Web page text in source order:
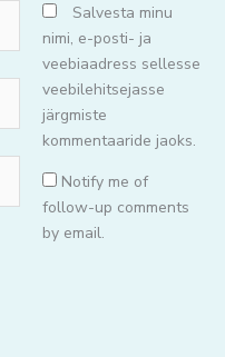
Salvesta minu
nimi, e-posti- ja
veebiaadress sellesse
veebilehitsejasse
järgmiste
kommentaaride jaoks.
Notify me of
follow-up comments
by email.